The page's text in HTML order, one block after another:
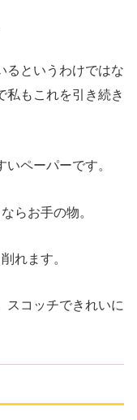
るというわけではな
私もこれを引き続き
ペーパーです。
らお手の物。
れます。
スコッチできれいに